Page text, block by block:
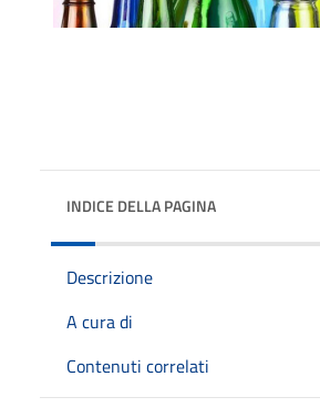
INDICE DELLA PAGINA
Descrizione
A cura di
Contenuti correlati